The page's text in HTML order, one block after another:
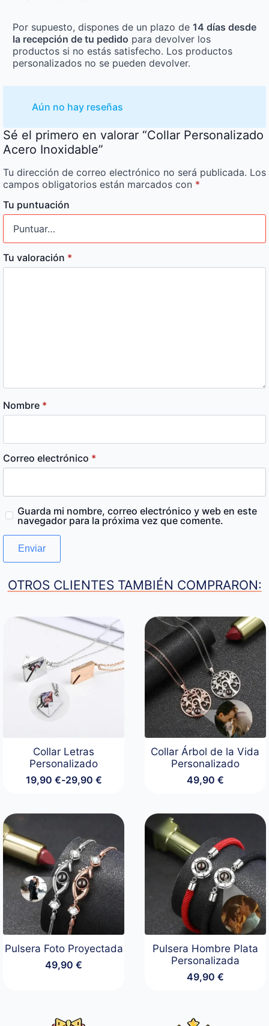
Por supuesto, dispones de un plazo de 14 días desde
la recepción de tu pedido para devolver los
productos si no estás satisfecho. Los productos
personalizados no se pueden devolver.
Aún no hay reseñas
Sé el primero en valorar “Collar Personalizado
Acero Inoxidable”
Tu dirección de correo electrónico no será publicada. Los
campos obligatorios están marcados con *
Tu puntuación
Tu valoración *
Nombre *
Correo electrónico *
Guarda mi nombre, correo electrónico y web en este
navegador para la próxima vez que comente.
OTROS CLIENTES TAMBIÉN COMPRARON:
Collar Letras
Personalizado
19,90 €-29,90 €
Rango
hasta
29,90 €
Collar Árbol de la Vida
Personalizado
49,90 €
Pulsera Foto Proyectada
49,90€
Pulsera Hombre Plata
Personalizada
49,90 €